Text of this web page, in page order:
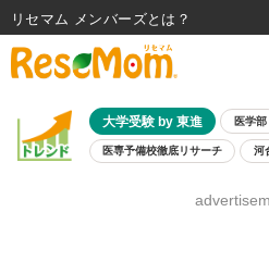
大学受験 by 東進 医学部
医専予備校徹底リサーチ 河
8月開催学校説明会
リセマム メンバーズ